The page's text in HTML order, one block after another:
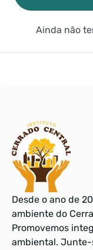
Ainda não
Desde o ano de
ambiente do
Promovemos
ambiental. Junte-